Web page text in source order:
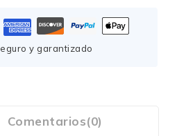
y garantizado
Comentarios(0)